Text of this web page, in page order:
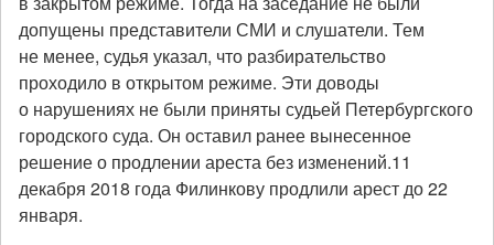
допущены представители СМИ и слушатели. Тем
не менее, судья указал, что разбирательство
проходило в открытом режиме. Эти доводы
о нарушениях не были приняты судьей Петербургского
городского суда. Он оставил ранее вынесенное
решение о продлении ареста без изменений.11
декабря 2018 года Филинкову продлили арест до 22
января.